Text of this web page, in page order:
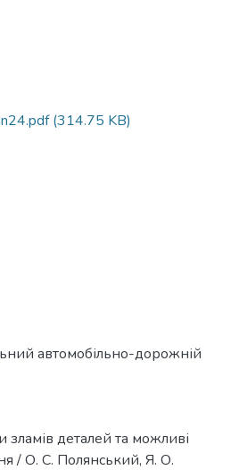
(314.75 KB)
автомобільно-дорожній
деталей та можливі
/ О. С. Полянський, Я. О.